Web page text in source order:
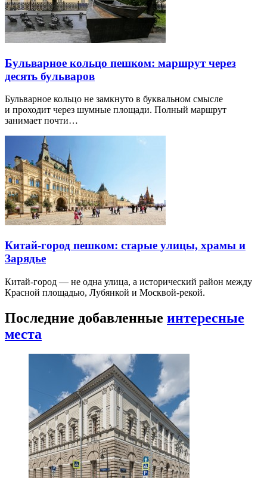
Бульварное кольцо пешком: маршрут через
десять бульваров
Бульварное кольцо не замкнуто в буквальном смысле
и проходит через шумные площади. Полный маршрут
занимает почти…
Китай-город пешком: старые улицы, храмы и
Зарядье
Китай-город — не одна улица, а исторический район между
Красной площадью, Лубянкой и Москвой-рекой.
Последние добавленные интересные
места